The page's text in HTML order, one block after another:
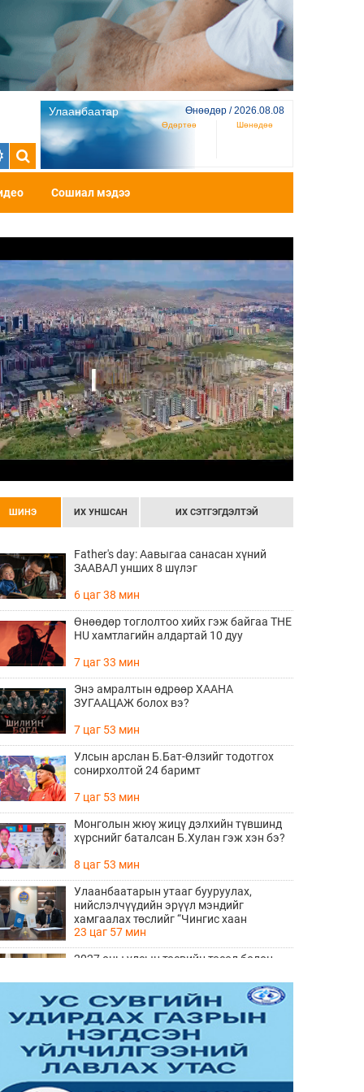
Улаанбаатар Өнөөдөр / 2026.08.08
Өдөртөө Шөнөдөө
Сошиал мэдээ
ШИНЭ ИХ УНШСАН ИХ СЭТГЭГДЭЛТЭЙ
Father's day: Аавыгаа санасан хүний
ЗААВАЛ унших 8 шүлэг
6 цаг 38 мин
Өнөөдөр тоглолтоо хийх гэж байгаа THE
HU хамтлагийн алдартай 10 дуу
7 цаг 33 мин
Энэ амралтын өдрөөр ХААНА
ЗУГААЦАЖ болох вэ?
7 цаг 53 мин
Улсын арслан Б.Бат-Өлзийг тодотгох
сонирхолтой 24 баримт
7 цаг 53 мин
Монголын жюү жицү дэлхийн түвшинд
хүрснийг баталсан Б.Хулан гэж хэн бэ?
8 цаг 53 мин
Улаанбаатарын утааг бууруулах,
нийслэлчүүдийн эрүүл мэндийг
хамгаалах төслийг “Чингис хаан
баялгийн сан нэгдэл” ХХК-тай хамтран
хэрэгжүүлнэ
23 цаг 57 мин
2027 оны улсын төсвийн төсөл болон
олон нийтийн хэлэлцүүлэг боллоо
Өчигдөр 17 цаг 38 мин
Нийгмийн даатгалын сангийн хөрөнгө
7.6 тэрбум төгрөгөөр арвижлаа
Өчигдөр 17 цаг 18 мин